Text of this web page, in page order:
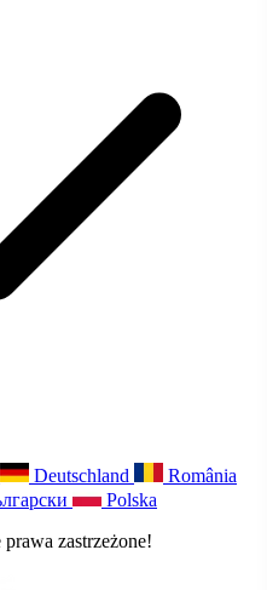
Deutschland
România
Polska
zastrzeżone!